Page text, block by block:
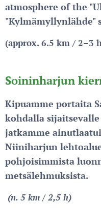
atmosphere of the
"Kylmämyllynlähde"
(approx. 6.5 km / 2–3
Soininharjun
Kipuamme portaita
kohdalla
jatkamme
Niiniharjun
pohjoisimmista
metsälehmuksista.
(n. 5 km / 2,5 h)